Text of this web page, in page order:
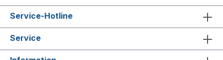
Service-Hotline
Service